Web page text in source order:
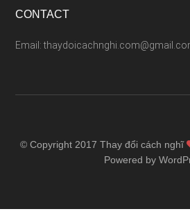
CONTACT
Email:
© Copyright 2017 Thay đổi cách nghĩ
Powered by